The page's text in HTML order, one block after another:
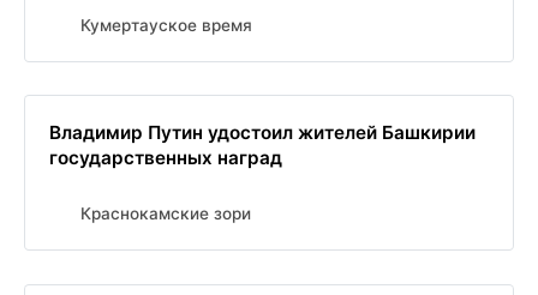
Кумертауское время
Владимир Путин удостоил жителей Башкирии
государственных наград
Краснокамские зори